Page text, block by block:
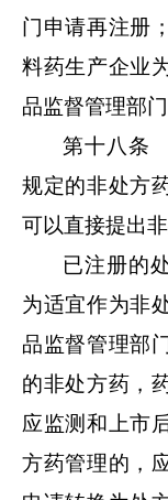
门申请再注册
料药生产企业
品监督管理部
第十八条
规定的非处方
可以直接提出
已注册的
为适宜作为非
品监督管理部
的非处方药，
应监测和上市
方药管理的，